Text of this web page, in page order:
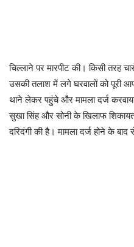
चिल्लाने पर मारपीट की। किसी तरह
उसकी तलाश में लगे घरवालों को पूरी
थाने लेकर पहुंचे और मामला दर्ज
सुखा सिंह और सोनी के खिलाफ
दरिदंगी की है। मामला दर्ज होने के